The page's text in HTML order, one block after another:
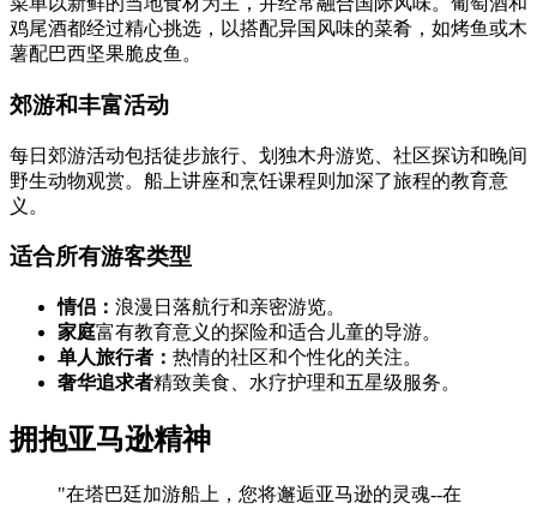
鸡尾酒都经过精心挑选，以搭配异国风味的菜肴，如烤鱼或木
薯配巴西坚果脆皮鱼。
郊游和丰富活动
每日郊游活动包括徒步旅行、划独木舟游览、社区探访和晚间
野生动物观赏。船上讲座和烹饪课程则加深了旅程的教育意
义。
适合所有游客类型
情侣： 浪漫日落航行和亲密游览。
家庭富有教育意义的探险和适合儿童的导游。
单人旅行者： 热情的社区和个性化的关注。
奢华追求者精致美食、水疗护理和五星级服务。
拥抱亚马逊精神
"在塔巴廷加游船上，您将邂逅亚马逊的灵魂--在